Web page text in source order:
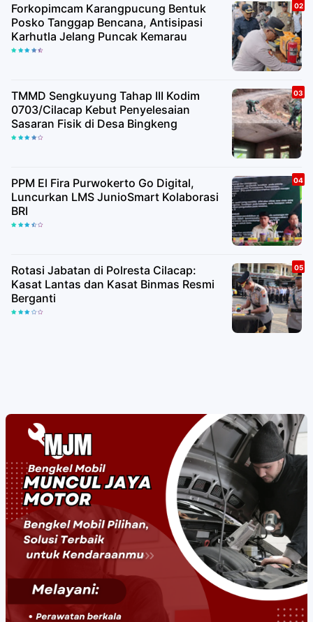
Forkopimcam Karangpucung Bentuk
Posko Tanggap Bencana, Antisipasi
Karhutla Jelang Puncak Kemarau
TMMD Sengkuyung Tahap III Kodim
0703/Cilacap Kebut Penyelesaian
Sasaran Fisik di Desa Bingkeng
PPM El Fira Purwokerto Go Digital,
Luncurkan LMS JunioSmart Kolaborasi
BRI
Rotasi Jabatan di Polresta Cilacap:
Kasat Lantas dan Kasat Binmas Resmi
Berganti